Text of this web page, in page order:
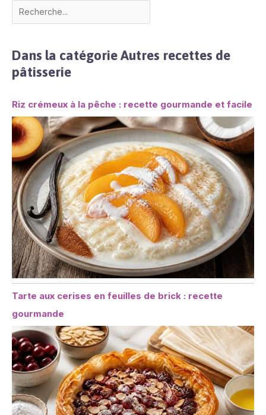
Dans la catégorie Autres recettes de
pâtisserie
Riz crémeux à la pêche : recette gourmande et facile
Tarte aux cerises en feuilles de brick : recette
gourmande